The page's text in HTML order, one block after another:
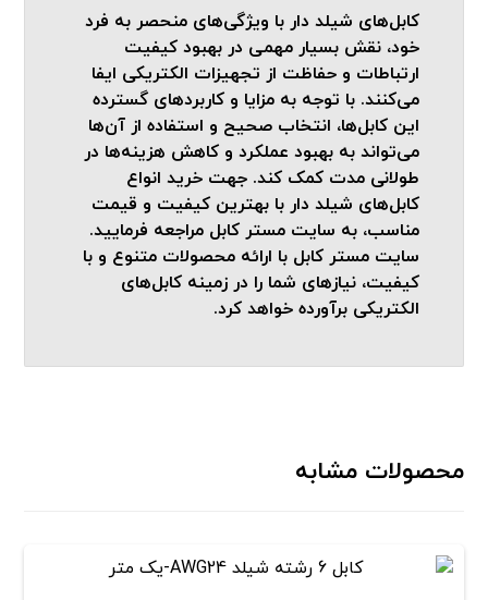
کابل‌های شیلد دار با ویژگی‌های منحصر به فرد
خود، نقش بسیار مهمی در بهبود کیفیت
ارتباطات و حفاظت از تجهیزات الکتریکی ایفا
می‌کنند. با توجه به مزایا و کاربردهای گسترده
این کابل‌ها، انتخاب صحیح و استفاده از آن‌ها
می‌تواند به بهبود عملکرد و کاهش هزینه‌ها در
طولانی مدت کمک کند. جهت خرید انواع
کابل‌های شیلد دار با بهترین کیفیت و قیمت
مناسب، به سایت مستر کابل مراجعه فرمایید.
سایت مستر کابل با ارائه محصولات متنوع و با
کیفیت، نیازهای شما را در زمینه کابل‌های
الکتریکی برآورده خواهد کرد.
محصولات مشابه